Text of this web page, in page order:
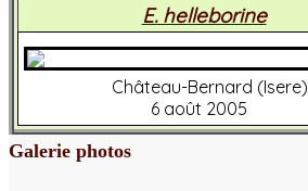
E. helleborine
Château-Bernard (Isere)
6 août 2005
Galerie photos